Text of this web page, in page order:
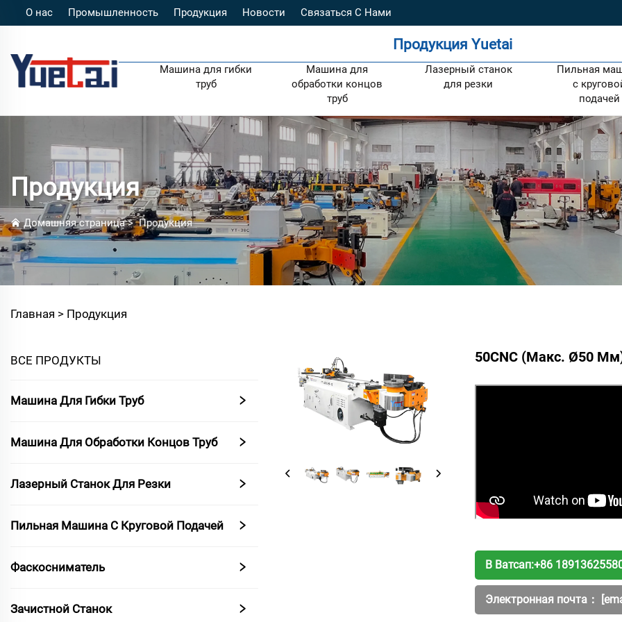
О нас Промышленность Продукция Новости Связаться С Нами
Продукция Yuetai
Машина для гибки
труб
Машина для
обработки концов
труб
Лазерный станок
для резки
Пильная
с
подачей
Продукция
Домашняя страница>Продукция
Главная > Продукция
ВСЕ ПРОДУКТЫ
Машина Для Гибки Труб
Машина Для Обработки Концов Труб
Лазерный Станок Для Резки
Пильная Машина С Круговой Подачей
Фаскосниматель
Зачистной Станок
50CNC (макс. Ø50
В Ватсап:+86
Электронная почта：